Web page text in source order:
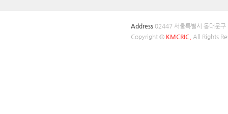
Address02447 서울특별시 동대문구
Copyright © KMCRIC. All Rights